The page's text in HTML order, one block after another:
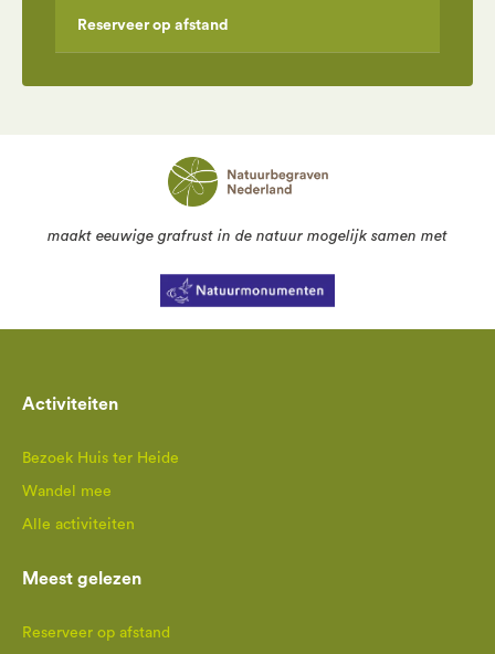
Reserveer op afstand
maakt eeuwige grafrust in de natuur mogelijk samen met
Activiteiten
Bezoek Huis ter Heide
Wandel mee
Alle activiteiten
Meest gelezen
Reserveer op afstand